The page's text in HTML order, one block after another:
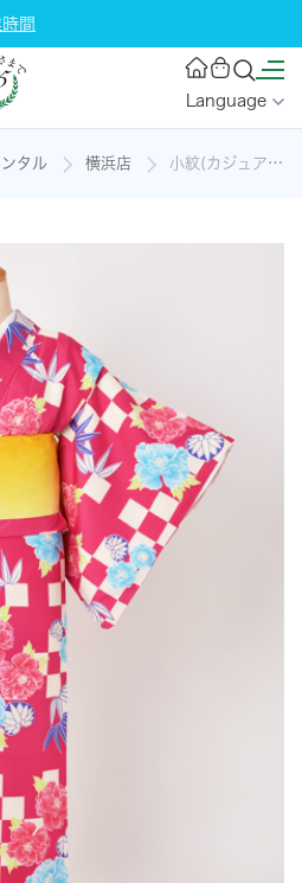
間
Language
タル 横浜店 小紋(カジュアル・ピンク)の着物レンタル